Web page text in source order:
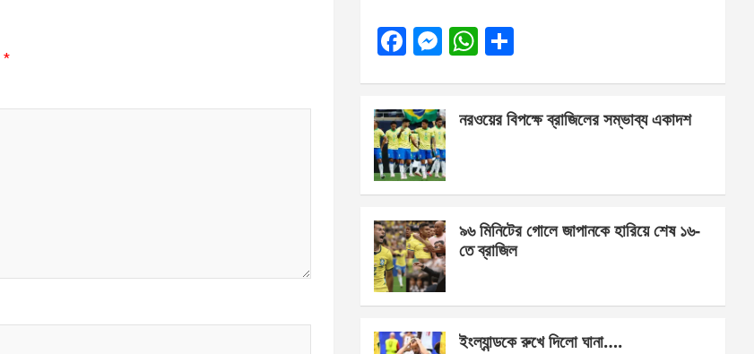
*
F
b
o
o
k
M
n
g
er
W
s
e
নরওয়ের বিপক্ষে ব্রাজিলের সম্ভাব্য একাদশ
৯৬ মিনিটের গোলে জাপানকে হারিয়ে শেষ ১৬-
তে ব্রাজিল
ইংল্যান্ডকে রুখে দিলো ঘানা….